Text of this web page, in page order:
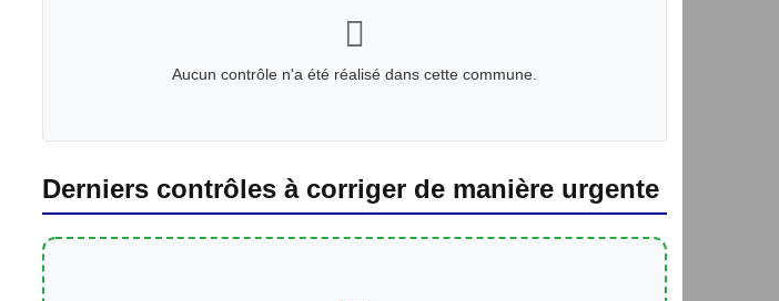
Aucun contrôle n'a été réalisé dans cette commune.
Derniers contrôles à corriger de manière urgente